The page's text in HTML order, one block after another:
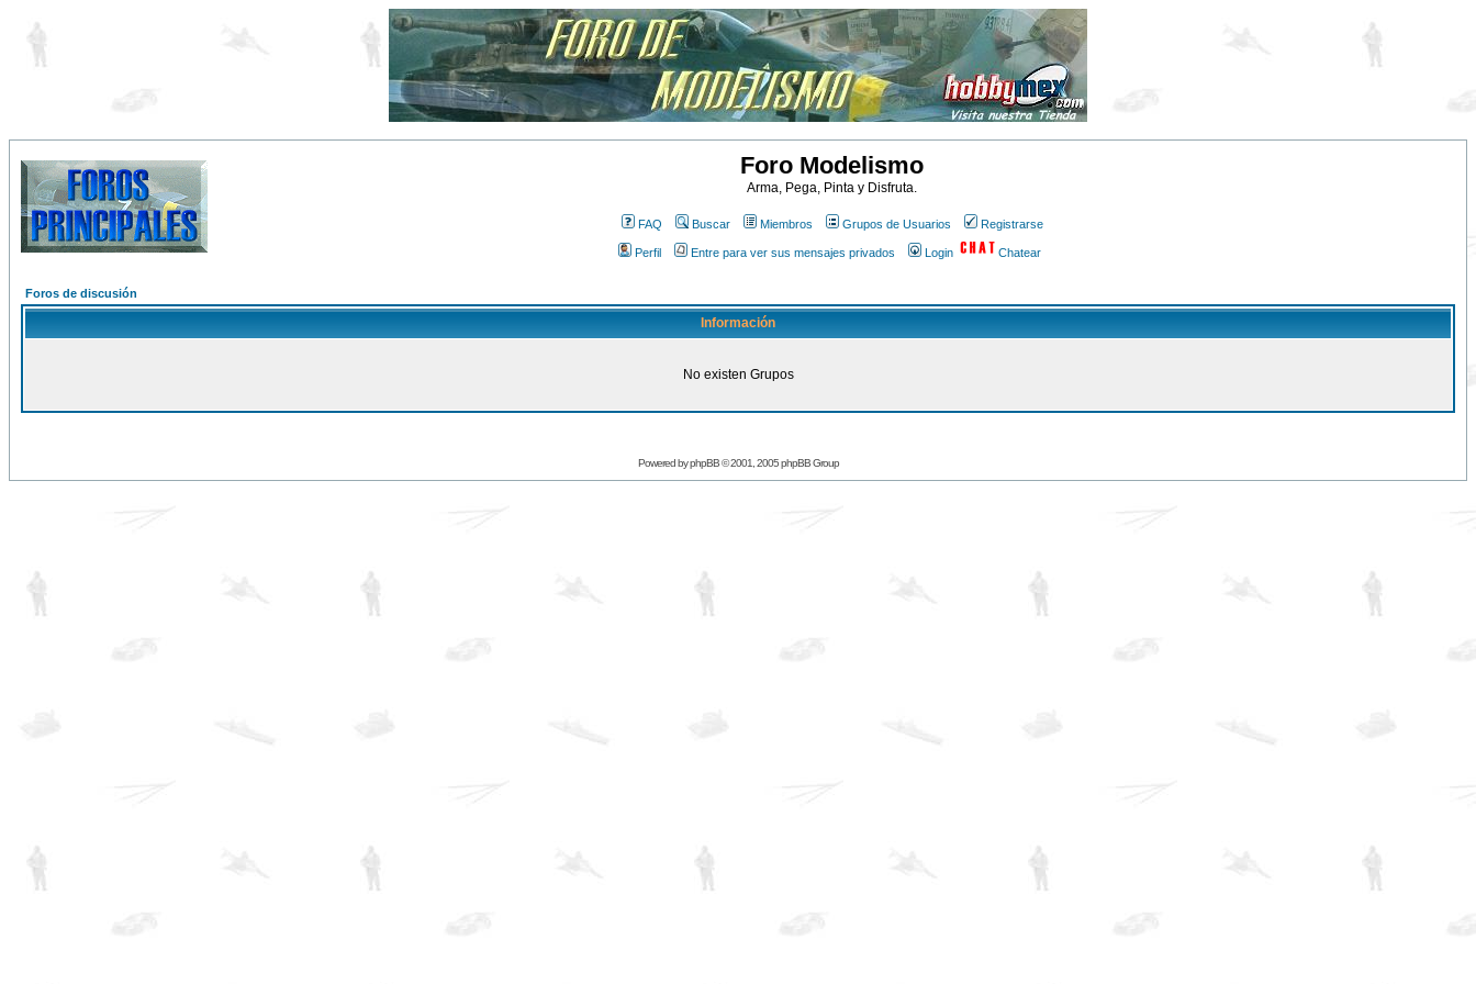
Foro Modelismo
Arma, Pega, Pinta y Disfruta.
FAQ Buscar Miembros Grupos de Usuarios Registrarse
Perfil Entre para ver sus mensajes privados Login Chatear
Foros de discusión
Información
No existen Grupos
Powered byphpBB© 2001, 2005 phpBB Group